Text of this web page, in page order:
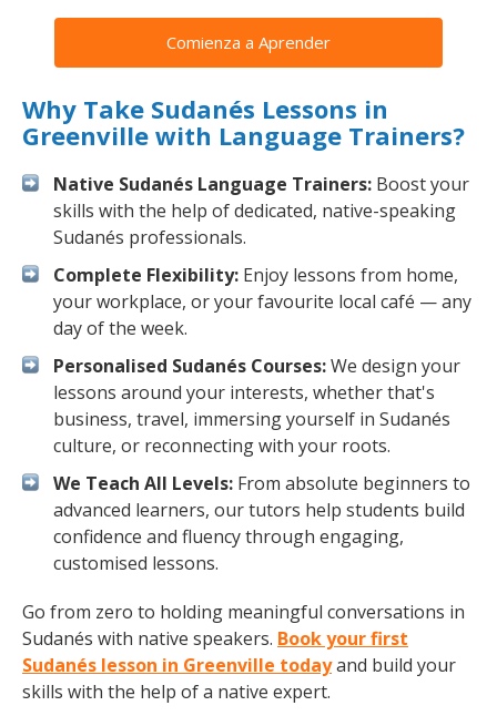
Comienza a Aprender
Why Take Sudanés Lessons in
Greenville with Language Trainers?
Native Sudanés Language Trainers: Boost your
skills with the help of dedicated, native-speaking
Sudanés professionals.
Complete Flexibility: Enjoy lessons from home,
your workplace, or your favourite local café — any
day of the week.
Personalised Sudanés Courses:We design your
lessons around your interests, whether that's
business, travel, immersing yourself in Sudanés
culture, or reconnecting with your roots.
We Teach All Levels: From absolute beginners to
advanced learners, our tutors help students build
confidence and fluency through engaging,
customised lessons.
Go from zero to holding meaningful conversations in
Sudanés with native speakers. Book your first
Sudanés lesson in Greenville todayand build your
skills with the help of a native expert.